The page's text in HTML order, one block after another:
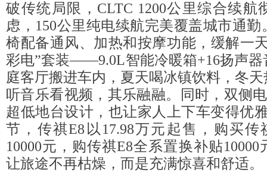
破传统局限，CLTC 1200公里综合续航
虑，150公里纯电续航完美覆盖城市通
椅配备通风、加热和按摩功能，缓解一
彩电”套装——9.0L智能冷暖箱+16扬声器
庭客厅搬进车内，夏天喝冰镇饮料，冬
听音乐看视频，其乐融融。同时，双侧
超低地台设计，也让家人上下车变得优
节，传祺E8以17.98万元起售，购买传
10000元，购传祺E8全系置换补贴
让旅途不再枯燥，而是充满惊喜和舒适。